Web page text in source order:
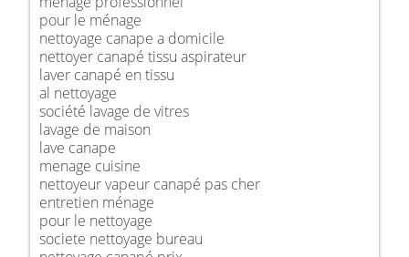
pour le ménage
nettoyage canape a domicile
nettoyer canapé tissu aspirateur
laver canapé en tissu
al nettoyage
société lavage de vitres
lavage de maison
lave canape
menage cuisine
nettoyeur vapeur canapé pas cher
entretien ménage
pour le nettoyage
societe nettoyage bureau